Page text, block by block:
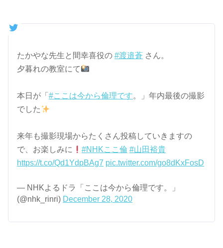
たかやな先生と間幸喜役の#渡邉蒼 さん。
夕暮れの教室にて
本日が「#ここは今から倫理です。」年内最後の撮影
でした
来年も撮影現場からたくさん投稿していきますの
で、お楽しみに
#NHKここ倫 #山田裕貴
https://t.co/Qd1YdpBAg7 pic.twitter.com/go8dKxFosD
— NHKよるドラ「ここは今から倫理です。」
(@nhk_rinri) December 28, 2020